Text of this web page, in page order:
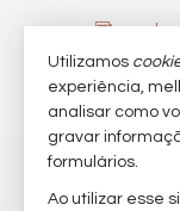
receba
imóveis
mapa
Utilizamos
experiência,
analisar como
gravar
formulários.
Ao utilizar esse